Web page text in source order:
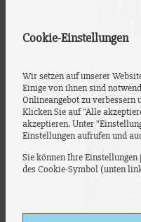
Cookie-Einstellungen
Wir setzen auf unserer
Einige von ihnen sind
Onlineangebot zu
Klicken Sie auf "Alle
akzeptieren. Unter
Einstellungen aufrufen und
Sie können Ihre
des Cookie-Symbol (unten